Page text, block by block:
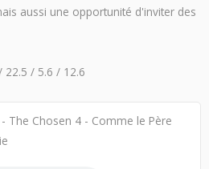
aussi une opportunité d'inviter des
22.5 / 5.6 / 12.6
- The Chosen 4 - Comme le Père